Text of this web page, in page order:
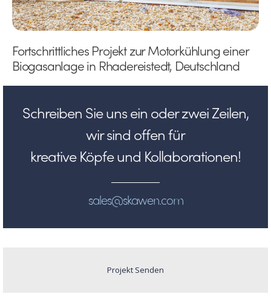
Fortschrittliches Projekt zur Motorkühlung einer
Biogasanlage in Rhadereistedt, Deutschland
Schreiben Sie uns ein oder zwei Zeilen,
wir sind offen für
kreative Köpfe und Kollaborationen!
sales@skawen.com
Projekt Senden